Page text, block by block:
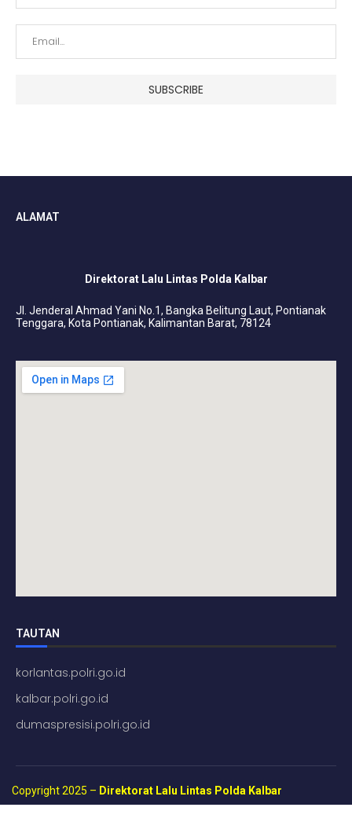
ALAMAT
Direktorat Lalu Lintas Polda Kalbar
Jl. Jenderal Ahmad Yani No.1, Bangka Belitung Laut, Pontianak
Tenggara, Kota Pontianak, Kalimantan Barat, 78124
TAUTAN
korlantas.polri.go.id
kalbar.polri.go.id
dumaspresisi.polri.go.id
Copyright 2025 – Direktorat Lalu Lintas Polda Kalbar